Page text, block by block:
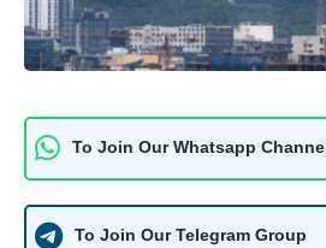
To Join Our Whatsapp Channel
To Join Our Telegram Group